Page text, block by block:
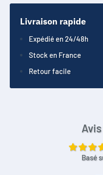
Livraison rapide
Expédié en 24/48h
Stock en France
Retour facile
Basé